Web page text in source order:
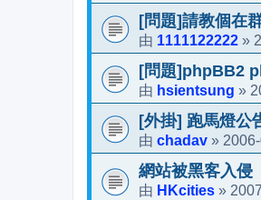
[問題]請教個在
由 1111122222 »
[問題]phpBB2
由 hsientsung »
[外掛] 跑馬燈公
由 chadav »
網站被黑客入侵
由 HKcities »